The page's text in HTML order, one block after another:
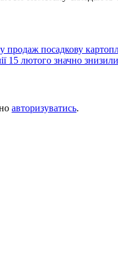
продаж посадкову
15 лютого значно
авторизуватись.